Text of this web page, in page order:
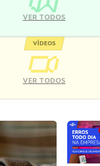
VER TODOS
VÍDEOS
VER TODOS